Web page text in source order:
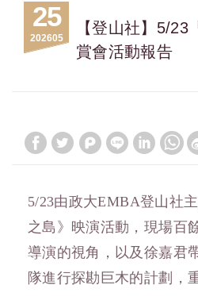
25
05
2026
【登山社】5/
賞會活動報告
5/23由政大EMBA登山社
之島》映演活動，現場百
導演的視角，以及徐嘉君
隊進行探勘巨木的計劃，